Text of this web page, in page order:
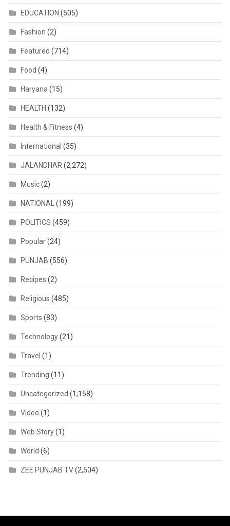
EDUCATION (505)
Fashion (2)
Featured (714)
Food (4)
Haryana (15)
HEALTH (132)
Health & Fitness (4)
International (35)
JALANDHAR (2,272)
Music(2)
NATIONAL (199)
POLITICS (459)
Popular(24)
PUNJAB (556)
Recipes (2)
Religious (485)
Sports (83)
Technology(21)
Travel (1)
Trending (11)
Uncategorized (1,158)
Video (1)
Web Story(1)
World (6)
ZEE PUNJAB TV(2,504)